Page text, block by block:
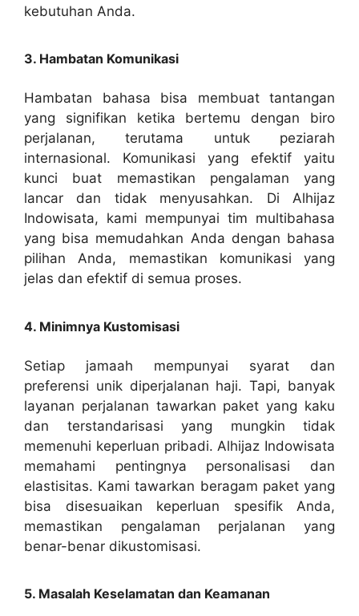
kebutuhan Anda.
3. Hambatan Komunikasi
Hambatan bahasa bisa membuat tantangan
yang signifikan ketika bertemu dengan biro
perjalanan, terutama untuk peziarah
internasional. Komunikasi yang efektif yaitu
kunci buat memastikan pengalaman yang
lancar dan tidak menyusahkan. Di Alhijaz
Indowisata, kami mempunyai tim multibahasa
yang bisa memudahkan Anda dengan bahasa
pilihan Anda, memastikan komunikasi yang
jelas dan efektif di semua proses.
4. Minimnya Kustomisasi
Setiap jamaah mempunyai syarat dan
preferensi unik diperjalanan haji. Tapi, banyak
layanan perjalanan tawarkan paket yang kaku
dan terstandarisasi yang mungkin tidak
memenuhi keperluan pribadi. Alhijaz Indowisata
memahami pentingnya personalisasi dan
elastisitas. Kami tawarkan beragam paket yang
bisa disesuaikan keperluan spesifik Anda,
memastikan pengalaman perjalanan yang
benar-benar dikustomisasi.
5. Masalah Keselamatan dan Keamanan